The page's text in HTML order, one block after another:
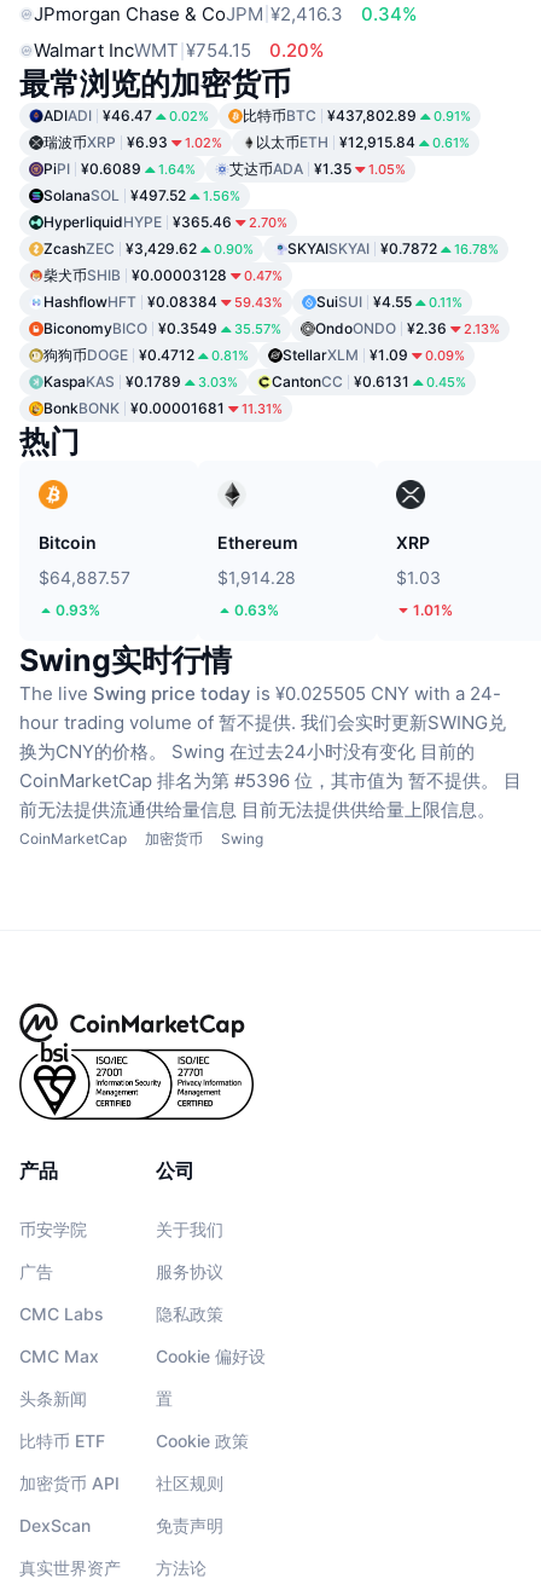
JPmorgan Chase & CoJPM ¥2,416.3
0.34%
Walmart IncWMT ¥754.15 0.20%
最常浏览的加密货币
ADIADI ¥46.47 0.02% 比特币BTC ¥437,802.89 0.91%
瑞波币XRP ¥6.93 1.02% 以太币ETH ¥12,915.84 0.61%
PiPI ¥0.6089 1.64% 艾达币ADA ¥1.35 1.05%
SolanaSOL ¥497.52 1.56%
HyperliquidHYPE ¥365.46 2.70%
ZcashZEC ¥3,429.62 0.90% SKYAISKYAI ¥0.7872 16.78%
柴犬币SHIB ¥0.00003128 0.47%
HashflowHFT ¥0.08384 59.43% SuiSUI ¥4.55 0.11%
BiconomyBICO ¥0.3549 35.57% OndoONDO ¥2.36 2.13%
狗狗币DOGE ¥0.4712 0.81% StellarXLM ¥1.09 0.09%
KaspaKAS ¥0.1789 3.03% CantonCC ¥0.6131 0.45%
BonkBONK ¥0.00001681 11.31%
热门
Bitcoin
$64,887.57
0.93%
Ethereum
$1,914.28
0.63%
XRP
$1.03
1.01%
Swing实时行情
The live Swing price today is ¥0.025505 CNY with a 24-
hour trading volume of 暂不提供. 我们会实时更新SWING兑
换为CNY的价格。
Swing 在过去24小时没有变化 目前的
CoinMarketCap 排名为第 #5396 位，其市值为 暂不提供。
目
前无法提供流通供给量信息 目前无法提供供给量上限信息。
CoinMarketCap 加密货币 Swing
产品
币安学院
广告
CMC Labs
CMC Max
头条新闻
比特币 ETF
加密货币 API
DexScan
真实世界资产
公司
关于我们
服务协议
隐私政策
Cookie 偏好设
置
Cookie 政策
社区规则
免责声明
方法论